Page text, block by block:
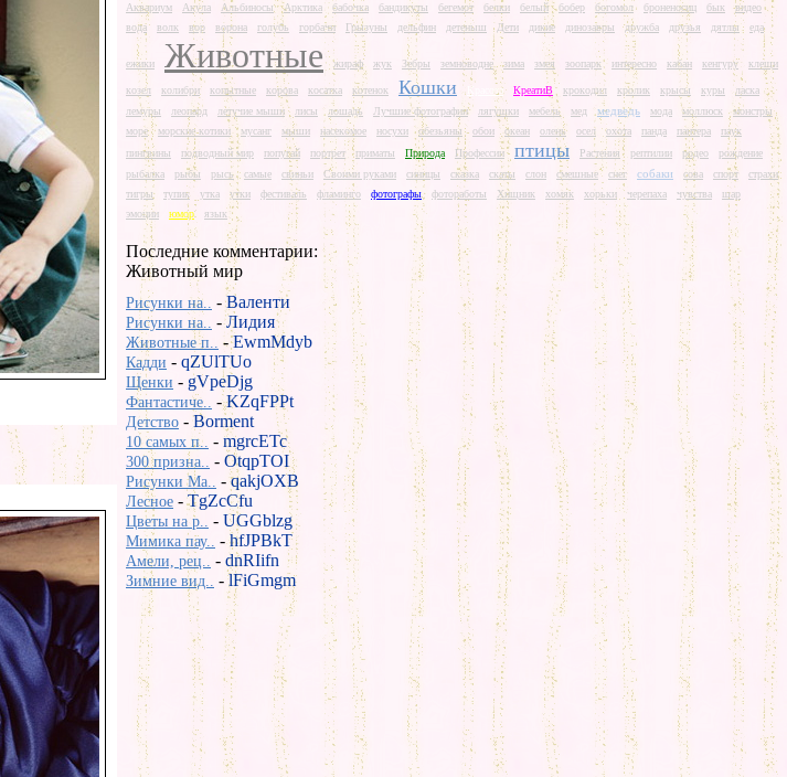
Аквариум Акула Альбиносы Арктика бабочка бандикуты бегемот белки белый бобер богомол броненосиц бык
видео
вода
волк вор ворона голубь горбачи Грызуны дельфин детеныш Дети дикие динозавры дружба друзья дятлы еда
ежики Животные жираф жук Зебры земноводне зима змея зоопарк интересно кабан кенгуру клещи
козел колибри копытные корова косатка котенок Кошки Красота КреатиВ крокодил кролик крысы куры
ласка
лемуры
леопард летучие мыши лисы лошадь Лучшие фотографии лягушки мебель мед медведь мода моллюск
монстры
море
морские котики мусанг мыши насекомое носухи обезьяны обои океан олень осел охота панда пантера
паук
пингвины
подводный мир попугай портрет приматы Природа Профессии птицы Растения рептилии родео
рождение
рыбалка
рыбы рысь самые свиньи Своими руками синицы сказка скаты слон смешные снег собаки сова спорт
страхи
тигры
тупик утка утки фестиваль фламинго фотографы фотоработы Хищник хомяк хорьки черепаха чувства
шар
эмоции
юмор язык
Последние комментарии:
Животный мир
Рисунки на.. -Валенти
Рисунки на.. -Лидия
Животные п.. -EwmMdyb
Кадди - qZUlTUo
Щенки - gVpeDjg
Фантастиче.. -KZqFPPt
Детство - Borment
10 самых п.. - mgrcETc
300 призна.. - OtqpTOI
Рисунки Ma.. -qakjOXB
Лесное -TgZcCfu
Цветы на р.. - UGGblzg
Мимика пау.. -hfJPBkT
Амели, рец.. - dnRIifn
Зимние вид.. -lFiGmgm